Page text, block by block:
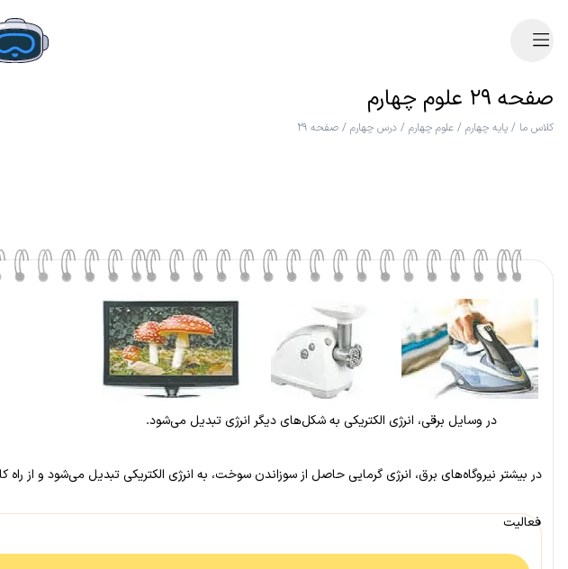
صفحه ۲۹ علوم چهارم
کلاس ما / پایه چهارم / علوم چهارم / درس چهارم / صفحه ۲۹
در وسایل برقی، انرژی الکتریکی به شکل‌های دیگر انرژی تبدیل می‌شود.
در بیشتر نیروگاه‌های برق، انرژی گرمایی حاصل از سوزاندن سوخت، به انرژی الکتریکی تبدیل می‌شود و از
فعالیت